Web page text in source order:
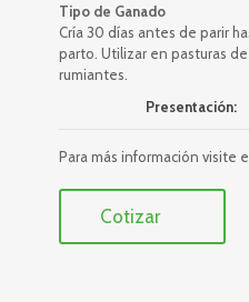
Tipo de Ganado
Cría 30 días antes de parir
parto. Utilizar en pasturas
rumiantes.
Presentación:
Para más información visite
Cotizar